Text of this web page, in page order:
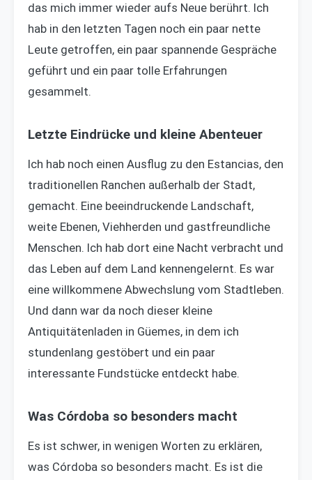
das mich immer wieder aufs Neue berührt. Ich
hab in den letzten Tagen noch ein paar nette
Leute getroffen, ein paar spannende Gespräche
geführt und ein paar tolle Erfahrungen
gesammelt.
Letzte Eindrücke und kleine Abenteuer
Ich hab noch einen Ausflug zu den Estancias, den
traditionellen Ranchen außerhalb der Stadt,
gemacht. Eine beeindruckende Landschaft,
weite Ebenen, Viehherden und gastfreundliche
Menschen. Ich hab dort eine Nacht verbracht und
das Leben auf dem Land kennengelernt. Es war
eine willkommene Abwechslung vom Stadtleben.
Und dann war da noch dieser kleine
Antiquitätenladen in Güemes, in dem ich
stundenlang gestöbert und ein paar
interessante Fundstücke entdeckt habe.
Was Córdoba so besonders macht
Es ist schwer, in wenigen Worten zu erklären,
was Córdoba so besonders macht. Es ist die